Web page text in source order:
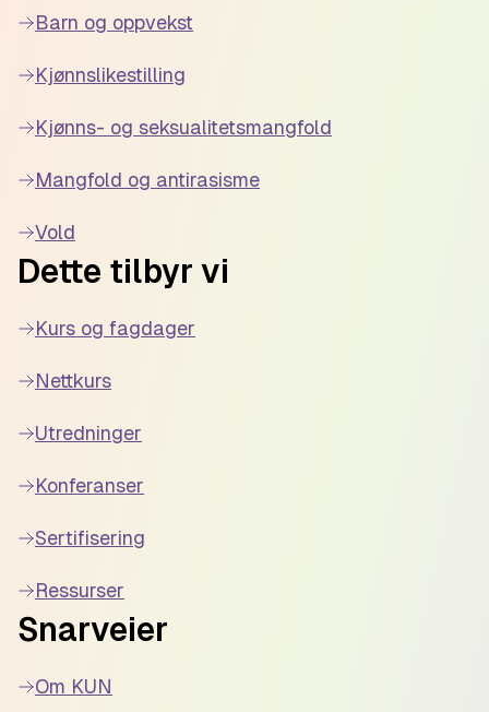
Barn og oppvekst
Kjønnslikestilling
Kjønns- og seksualitetsmangfold
Mangfold og antirasisme
Vold
Dette tilbyr vi
Kurs og fagdager
Nettkurs
Utredninger
Konferanser
Sertifisering
Ressurser
Snarveier
Om KUN